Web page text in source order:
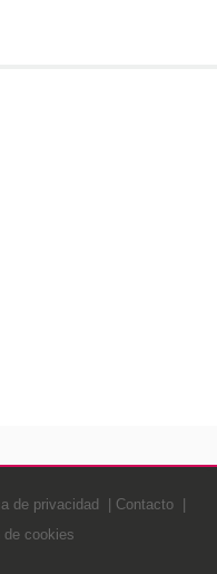
de privacidad
Contacto
de cookies